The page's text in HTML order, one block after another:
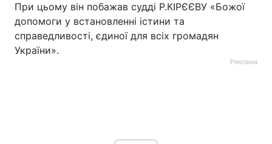
При цьому він побажав судді Р.КІРЄЄВУ «Божої
допомоги у встановленні істини та
справедливості, єдиної для всіх громадян
України».
Реклама